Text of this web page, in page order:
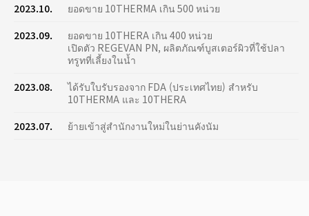
2023.10.
ยอดขาย 10THERMA เกิน 500 หน่วย
2023.09.
ยอดขาย 10THERA เกิน 400 หน่วย
เปิดตัว REGEVAN PN, ผลิตภัณฑ์บูสเตอร์ผิวที่ใช้ปลา
ทรูทที่เลี้ยงในน้ำ
2023.08.
ได้รับใบรับรองจาก FDA (ประเทศไทย) สำหรับ
10THERMA และ 10THERA
2023.07.
ย้ายเข้าสู่สำนักงานใหม่ในย่านคังนัม